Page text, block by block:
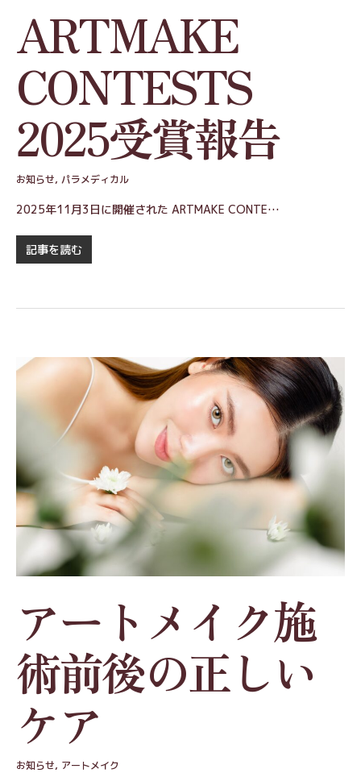
ARTMAKE
CONTESTS
2025受賞報告
お知らせ, パラメディカル
2025年11月3日に開催された ARTMAKE CONTE…
記事を読む
アートメイク施
術前後の正しい
ケア
お知らせ, アートメイク